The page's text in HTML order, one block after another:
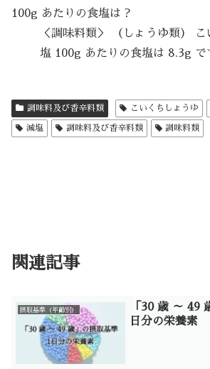
100g あたりの食塩は？
＜調味料類＞ （しょうゆ類）
塩 100g あたりの食塩は 8.3g で
調味料及び香辛料類 こいくちしょうゆ
減塩 調味料及び香辛料類 調味料類
関連記事
摂取基準（年齢別）
「30 歳 ～ 49
日分の栄養素